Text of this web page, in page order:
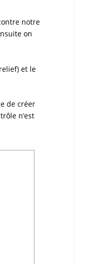
notre
on
et le
de créer
n’est